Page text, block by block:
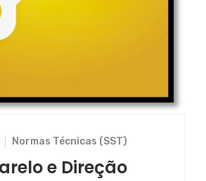
Normas Técnicas (SST)
e Direção